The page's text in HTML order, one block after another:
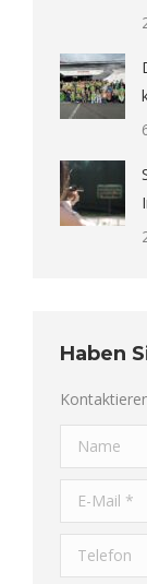
Haben
Name
E-Mail *
Telefon